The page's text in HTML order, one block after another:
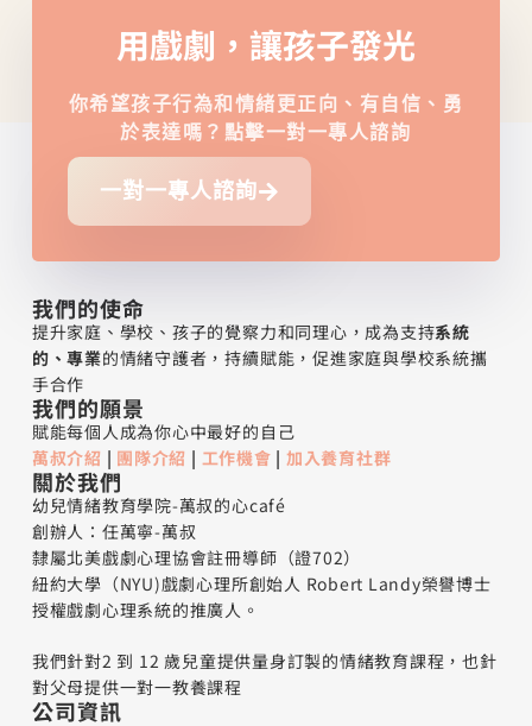
用戲劇，讓孩子發光
你希望孩子行為和情緒更正向、有自信、勇
於表達嗎？點擊一對一專人諮詢
一對一專人諮詢
我們的使命
提升家庭、學校、孩子的覺察力和同理心，成為支持系統
的、專業的情緒守護者，持續賦能，促進家庭與學校系統攜
手合作
我們的願景
賦能每個人成為你心中最好的自己
萬叔介紹 | 團隊介紹 | 工作機會 | 加入養育社群
關於我們
幼兒情緒教育學院-萬叔的心café
創辦人：任萬寧-萬叔
隸屬北美戲劇心理協會註冊導師（證702）
紐約大學（NYU)戲劇心理所創始人 Robert Landy榮譽博士
授權戲劇心理系統的推廣人。
我們針對2 到 12 歲兒童提供量身訂製的情緒教育課程，也針
對父母提供一對一教養課程
公司資訊